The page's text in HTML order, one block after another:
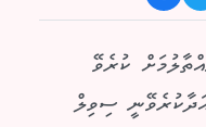
ކުރެވޭ
ސިވިލް